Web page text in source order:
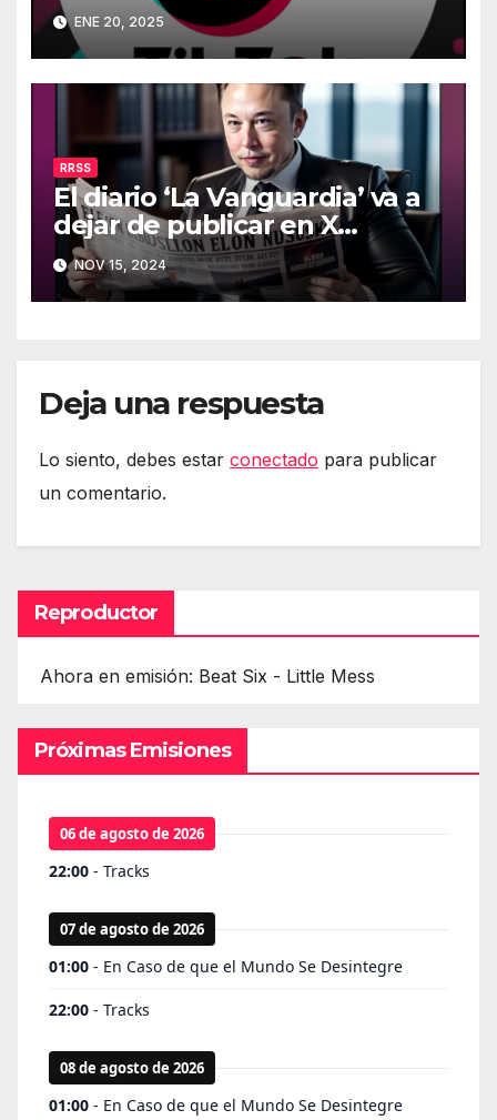
ENE 20, 2025
RRSS
El diario ‘La Vanguardia’ va a
dejar de publicar en X
(Twitter)
NOV 15, 2024
Deja una respuesta
Lo siento, debes estar conectado para publicar
un comentario.
Reproductor
Ahora en emisión: Beat Six - Little Mess
Próximas Emisiones